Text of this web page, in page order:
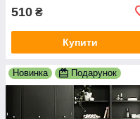
510 ₴
Купити
Новинка Подарунок